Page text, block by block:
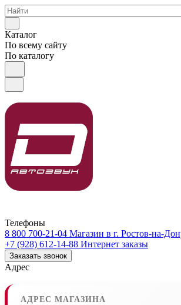
Каталог
По всему сайту
По каталогу
Телефоны
8 800 700-21-04 Магазин в г. Ростов-на-
+7 (928) 612-14-88 Интернет заказы
Заказать звонок
Адрес
АДРЕС МАГАЗИНА